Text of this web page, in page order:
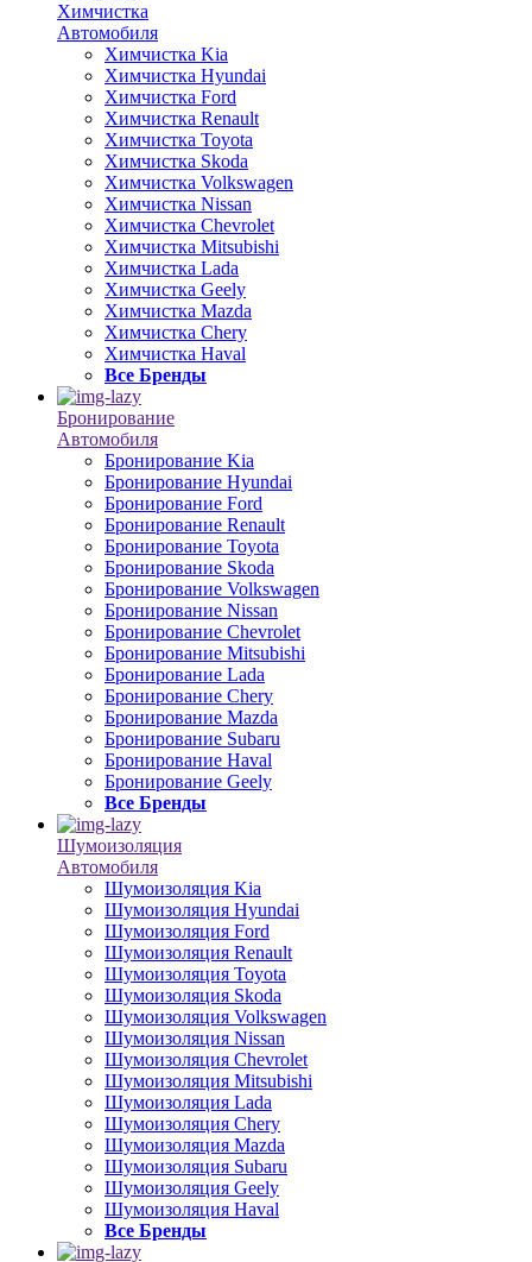
Химчистка
Автомобиля
Химчистка Kia
Химчистка Hyundai
Химчистка Ford
Химчистка Renault
Химчистка Toyota
Химчистка Skoda
Химчистка Volkswagen
Химчистка Nissan
Химчистка Chevrolet
Химчистка Mitsubishi
Химчистка Lada
Химчистка Geely
Химчистка Mazda
Химчистка Chery
Химчистка Haval
Все Бренды
Бронирование
Автомобиля
Бронирование Kia
Бронирование Hyundai
Бронирование Ford
Бронирование Renault
Бронирование Toyota
Бронирование Skoda
Бронирование Volkswagen
Бронирование Nissan
Бронирование Chevrolet
Бронирование Mitsubishi
Бронирование Lada
Бронирование Chery
Бронирование Mazda
Бронирование Subaru
Бронирование Haval
Бронирование Geely
Все Бренды
Шумоизоляция
Автомобиля
Шумоизоляция Kia
Шумоизоляция Hyundai
Шумоизоляция Ford
Шумоизоляция Renault
Шумоизоляция Toyota
Шумоизоляция Skoda
Шумоизоляция Volkswagen
Шумоизоляция Nissan
Шумоизоляция Chevrolet
Шумоизоляция Mitsubishi
Шумоизоляция Lada
Шумоизоляция Chery
Шумоизоляция Mazda
Шумоизоляция Subaru
Шумоизоляция Geely
Шумоизоляция Haval
Все Бренды